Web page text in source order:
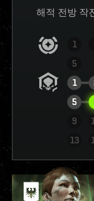
해적 전방 작
1
5
1
5
9
13